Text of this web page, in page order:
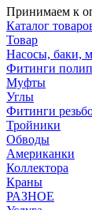
Принимаем к
Каталог
Товар
Насосы, баки,
Фитинги
Муфты
Углы
Фитинги
Тройники
Обводы
Американки
Коллектора
Краны
РАЗНОЕ